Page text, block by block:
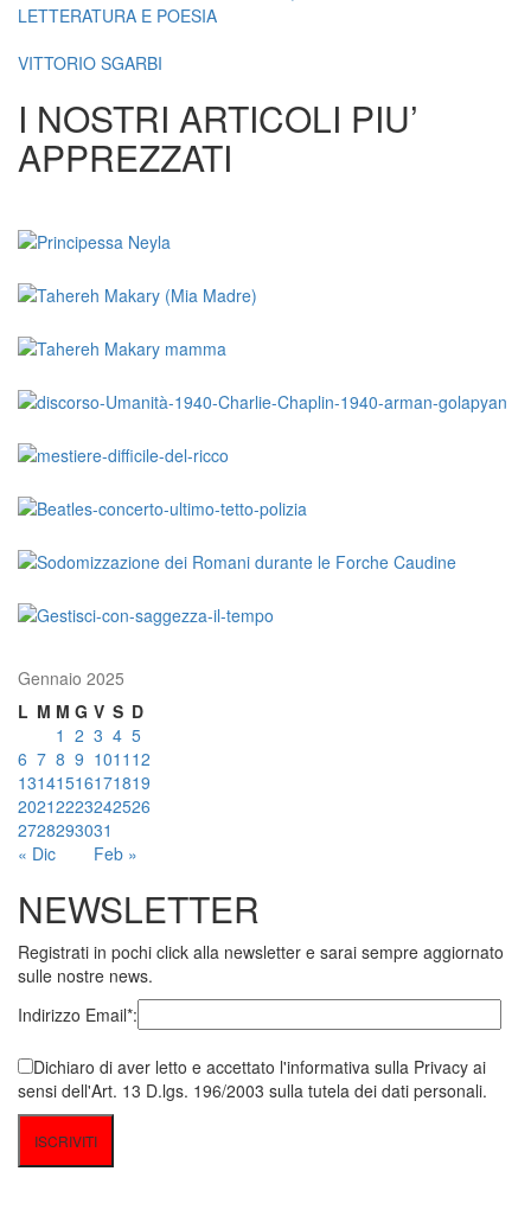
LETTERATURA E POESIA
VITTORIO SGARBI
I NOSTRI ARTICOLI PIU’
APPREZZATI
Gennaio 2025
L M M G V S D
« Dic Feb »
1 2 3 4 5
6 7 8 9 1011 12
13141516171819
20212223242526
2728293031
NEWSLETTER
Registrati in pochi click alla newsletter e sarai sempre aggiornato
sulle nostre news.
Indirizzo Email*:
Dichiaro di aver letto e accettato l'informativa sulla Privacy ai
sensi dell'Art. 13 D.lgs. 196/2003 sulla tutela dei dati personali.